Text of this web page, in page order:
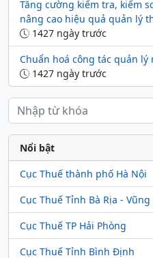
Tăng cường kiểm tra, kiểm
nâng cao hiệu quả quản lý
1427 ngày trước
Chuẩn hoá công tác quản
1427 ngày trước
Nổi bật
Cục Thuế thành phố Hà Nội
Cục Thuế Tỉnh Bà Rịa - Vũng
Cục Thuế TP Hải Phòng
Cục Thuế Tỉnh Bình Định